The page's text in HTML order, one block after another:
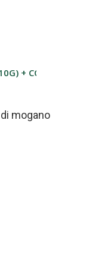
+ COPPA